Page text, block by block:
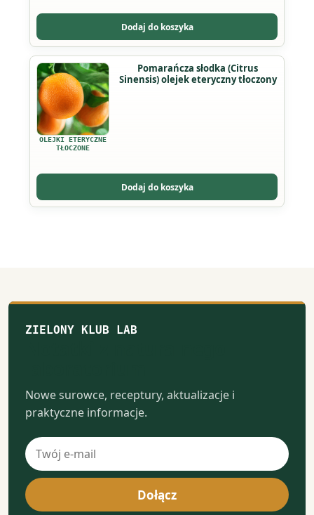
Dodaj do koszyka
na
stronie
produktu
OLEJKI ETERYCZNE
TŁOCZONE
Pomarańcza słodka (Citrus
Sinensis) olejek eteryczny tłoczony
Dodaj do koszyka
Ten
produkt
ma
wiele
wariantów.
Opcje
na
ZIELONY KLUB LAB
Nowe surowce, receptury, aktualizacje i
praktyczne informacje.
Adres
e-
mail
Dołącz